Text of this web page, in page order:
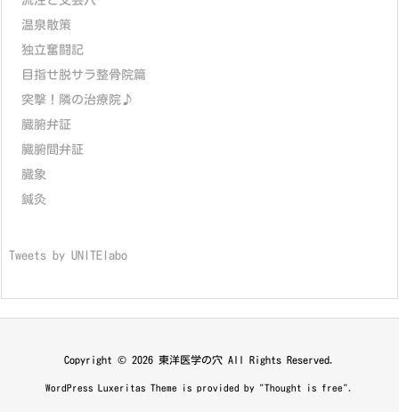
温泉散策
独立奮闘記
目指せ脱サラ整骨院篇
突撃！隣の治療院♪
臓腑弁証
臓腑間弁証
臓象
鍼灸
Tweets by UNITElabo
Copyright © 2026 東洋医学の穴 All Rights Reserved.
WordPress Luxeritas Theme is provided by "Thought is free".